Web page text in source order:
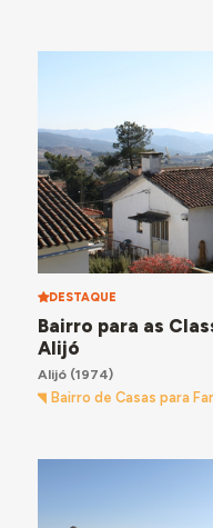
DESTAQUE
Bairro para as
Alijó
Alijó(1974)
Bairro de Casas para